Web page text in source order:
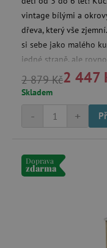
vintage bílými a
dřeva, který vše
si sebe jako malého
jedné straně, ale
tvar dělá z této
nabízí kompletní a
2 879 Kč2 447
Skladem
+
-
Doprava
zdarma